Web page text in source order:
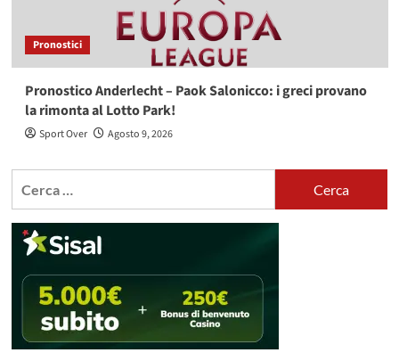
Pronostici
Pronostico Anderlecht – Paok Salonicco: i greci provano
la rimonta al Lotto Park!
Sport Over Agosto 9, 2026